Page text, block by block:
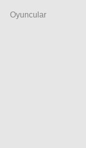
Oyuncular